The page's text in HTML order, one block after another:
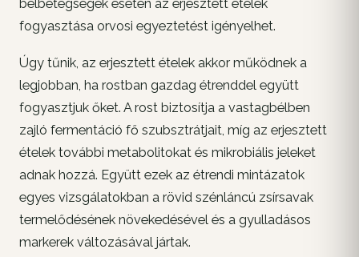
bélbetegségek esetén az erjesztett ételek
fogyasztása orvosi egyeztetést igényelhet.
Úgy tűnik, az erjesztett ételek akkor működnek a
legjobban, ha rostban gazdag étrenddel együtt
fogyasztjuk őket. A rost biztosítja a vastagbélben
zajló fermentáció fő szubsztrátjait, míg az erjesztett
ételek további metabolitokat és mikrobiális jeleket
adnak hozzá. Együtt ezek az étrendi mintázatok
egyes vizsgálatokban a rövid szénláncú zsírsavak
termelődésének növekedésével és a gyulladásos
markerek változásával jártak.